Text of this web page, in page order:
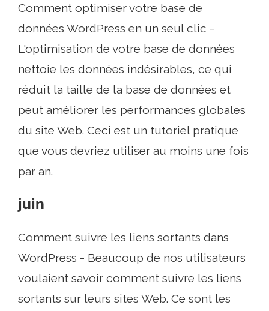
Comment optimiser votre base de
données WordPress en un seul clic -
L'optimisation de votre base de données
nettoie les données indésirables, ce qui
réduit la taille de la base de données et
peut améliorer les performances globales
du site Web. Ceci est un tutoriel pratique
que vous devriez utiliser au moins une fois
par an.
juin
Comment suivre les liens sortants dans
WordPress - Beaucoup de nos utilisateurs
voulaient savoir comment suivre les liens
sortants sur leurs sites Web. Ce sont les